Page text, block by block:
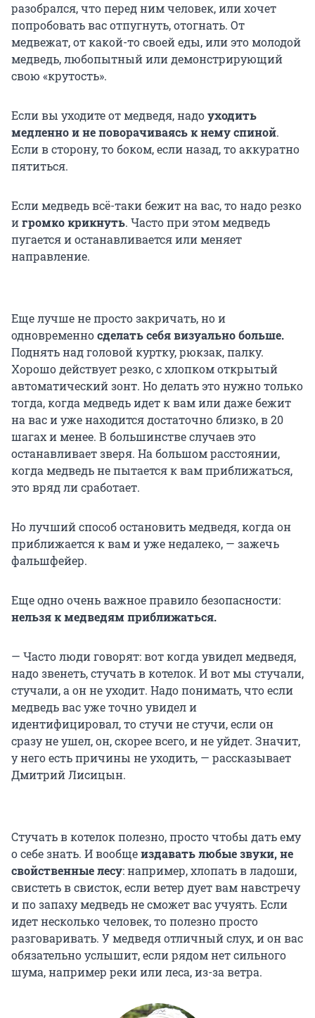
разобрался, что перед ним человек, или хочет
попробовать вас отпугнуть, отогнать. От
медвежат, от какой-то своей еды, или это молодой
медведь, любопытный или демонстрирующий
свою «крутость».
Если вы уходите от медведя, надоуходить
медленно и не поворачиваясь к нему спиной.
Если в сторону, то боком, если назад, то аккуратно
пятиться.
Если медведь всё-таки бежит на вас, то надо резко
игромко крикнуть. Часто при этом медведь
пугается и останавливается или меняет
направление.
Еще лучше не просто закричать, но и
одновременносделать себя визуально больше.
Поднять над головой куртку, рюкзак, палку.
Хорошо действует резко, с хлопком открытый
автоматический зонт. Но делать это нужно только
тогда, когда медведь идет к вам или даже бежит
на вас и уже находится достаточно близко, в 20
шагах и менее. В большинстве случаев это
останавливает зверя. На большом расстоянии,
когда медведь не пытается к вам приближаться,
это вряд ли сработает.
Но лучший способ остановить медведя, когда он
приближается к вам и уже недалеко, — зажечь
фальшфейер.
Еще одно очень важное правило безопасности:
нельзя к медведям приближаться.
— Часто люди говорят: вот когда увидел медведя,
надо звенеть, стучать в котелок. И вот мы стучали,
стучали, а он не уходит. Надо понимать, что если
медведь вас уже точно увидел и
идентифицировал, то стучи не стучи, если он
сразу не ушел, он, скорее всего, и не уйдет. Значит,
у него есть причины не уходить, — рассказывает
Дмитрий Лисицын.
Стучать в котелок полезно, просто чтобы дать ему
о себе знать. И вообщеиздавать любые звуки, не
свойственные лесу: например, хлопать в ладоши,
свистеть в свисток, если ветер дует вам навстречу
и по запаху медведь не сможет вас учуять. Если
идет несколько человек, то полезно просто
разговаривать. У медведя отличный слух, и он вас
обязательно услышит, если рядом нет сильного
шума, например реки или леса, из-за ветра.